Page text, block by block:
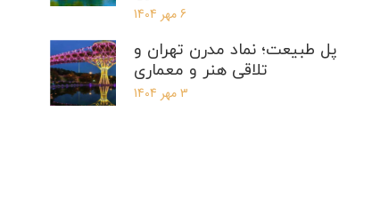
6 مهر 1404
پل طبیعت؛ نماد مدرن تهران و
تلاقی هنر و معماری
3 مهر 1404